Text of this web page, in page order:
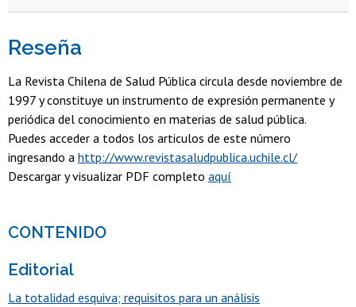
Reseña
La Revista Chilena de Salud Pública circula desde noviembre de
1997 y constituye un instrumento de expresión permanente y
periódica del conocimiento en materias de salud pública.
Puedes acceder a todos los articulos de este número
ingresando a http://www.revistasaludpublica.uchile.cl/
Descargar y visualizar PDF completo aquí
CONTENIDO
Editorial
La totalidad esquiva; requisitos para un análisis